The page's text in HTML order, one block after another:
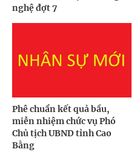
nghệ đợt 7
Phê chuẩn kết quả bầu,
miễn nhiệm chức vụ Phó
Chủ tịch UBND tỉnh Cao
Bằng